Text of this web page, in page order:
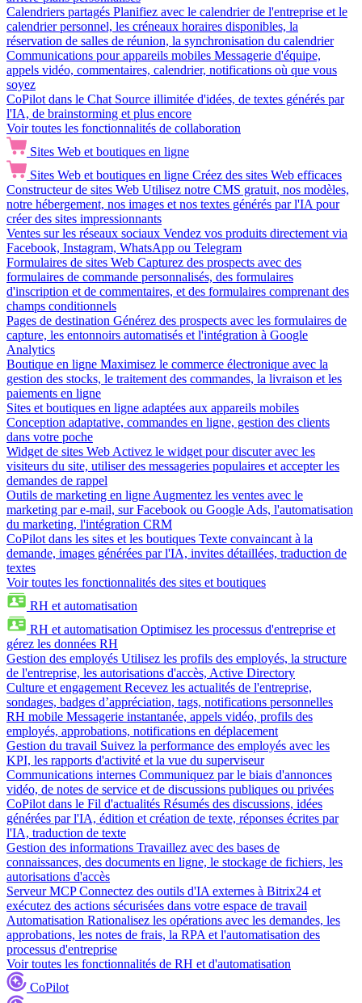
Calendriers partagés Planifiez avec le calendrier de l'entreprise et le
calendrier personnel, les créneaux horaires disponibles, la
réservation de salles de réunion, la synchronisation du calendrier
Communications pour appareils mobiles Messagerie d'équipe,
appels vidéo, commentaires, calendrier, notifications où que vous
soyez
CoPilot dans le Chat Source illimitée d'idées, de textes générés par
l'IA, de brainstorming et plus encore
Voir toutes les fonctionnalités de collaboration
Sites Web et boutiques en ligne
Sites Web et boutiques en ligne Créez des sites Web efficaces
Constructeur de sites Web Utilisez notre CMS gratuit, nos modèles,
notre hébergement, nos images et nos textes générés par l'IA pour
créer des sites impressionnants
Ventes sur les réseaux sociaux Vendez vos produits directement via
Facebook, Instagram, WhatsApp ou Telegram
Formulaires de sites Web Capturez des prospects avec des
formulaires de commande personnalisés, des formulaires
d'inscription et de commentaires, et des formulaires comprenant des
champs conditionnels
Pages de destination Générez des prospects avec les formulaires de
capture, les entonnoirs automatisés et l'intégration à Google
Analytics
Boutique en ligne Maximisez le commerce électronique avec la
gestion des stocks, le traitement des commandes, la livraison et les
paiements en ligne
Sites et boutiques en ligne adaptées aux appareils mobiles
Conception adaptative, commandes en ligne, gestion des clients
dans votre poche
Widget de sites Web Activez le widget pour discuter avec les
visiteurs du site, utiliser des messageries populaires et accepter les
demandes de rappel
Outils de marketing en ligne Augmentez les ventes avec le
marketing par e-mail, sur Facebook ou Google Ads, l'automatisation
du marketing, l'intégration CRM
CoPilot dans les sites et les boutiques Texte convaincant à la
demande, images générées par l'IA, invites détaillées, traduction de
textes
Voir toutes les fonctionnalités des sites et boutiques
RH et automatisation
RH et automatisation Optimisez les processus d'entreprise et
gérez les données RH
Gestion des employés Utilisez les profils des employés, la structure
de l'entreprise, les autorisations d'accès, Active Directory
Culture et engagement Recevez les actualités de l'entreprise,
sondages, badges d’appréciation, tags, notifications personnelles
RH mobile Messagerie instantanée, appels vidéo, profils des
employés, approbations, notifications en déplacement
Gestion du travail Suivez la performance des employés avec les
KPI, les rapports d'activité et la vue du superviseur
Communications internes Communiquez par le biais d'annonces
vidéo, de notes de service et de discussions publiques ou privées
CoPilot dans le Fil d'actualités Résumés des discussions, idées
générées par l'IA, édition et création de texte, réponses écrites par
l'IA, traduction de texte
Gestion des informations Travaillez avec des bases de
connaissances, des documents en ligne, le stockage de fichiers, les
autorisations d'accès
Serveur MCP Connectez des outils d'IA externes à Bitrix24 et
exécutez des actions sécurisées dans votre espace de travail
Automatisation Rationalisez les opérations avec les demandes, les
approbations, les notes de frais, la RPA et l'automatisation des
processus d'entreprise
Voir toutes les fonctionnalités de RH et d'automatisation
CoPilot